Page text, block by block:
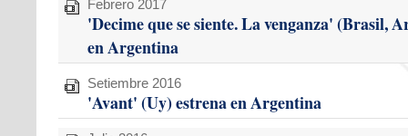
Febrero 2017
'Decime que se siente. La venganza' (Brasil,
en Argentina
Setiembre 2016
'Avant' (Uy) estrena en Argentina